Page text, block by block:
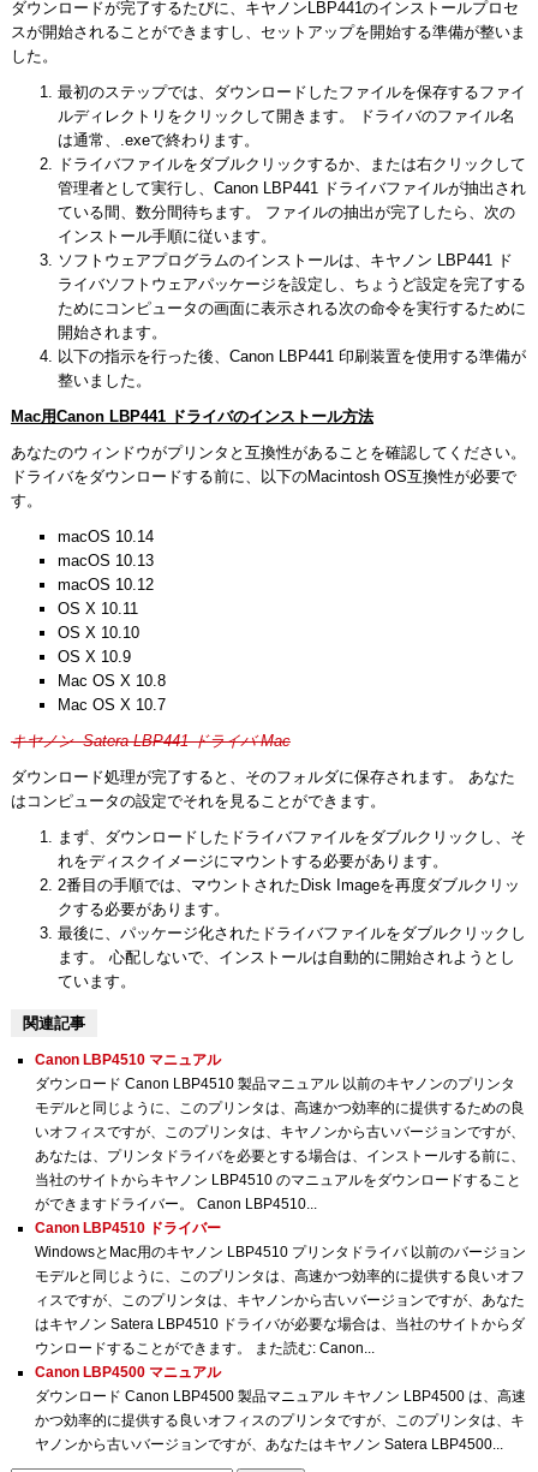
ダウンロードが完了するたびに、キヤノンLBP441のインストールプロセ
スが開始されることができますし、セットアップを開始する準備が整いま
した。
最初のステップでは、ダウンロードしたファイルを保存するファイ
ルディレクトリをクリックして開きます。 ドライバのファイル名
は通常、.exeで終わります。
ドライバファイルをダブルクリックするか、または右クリックして
管理者として実行し、Canon LBP441 ドライバファイルが抽出され
ている間、数分間待ちます。 ファイルの抽出が完了したら、次の
インストール手順に従います。
ソフトウェアプログラムのインストールは、キヤノン LBP441 ド
ライバソフトウェアパッケージを設定し、ちょうど設定を完了する
ためにコンピュータの画面に表示される次の命令を実行するために
開始されます。
以下の指示を行った後、Canon LBP441 印刷装置を使用する準備が
整いました。
Mac用Canon LBP441 ドライバのインストール方法
あなたのウィンドウがプリンタと互換性があることを確認してください。
ドライバをダウンロードする前に、以下のMacintosh OS互換性が必要で
す。
macOS 10.14
macOS 10.13
macOS 10.12
OS X 10.11
OS X 10.10
OS X 10.9
Mac OS X 10.8
Mac OS X 10.7
キヤノン Satera LBP441 ドライバ Mac
ダウンロード処理が完了すると、そのフォルダに保存されます。 あなた
はコンピュータの設定でそれを見ることができます。
まず、ダウンロードしたドライバファイルをダブルクリックし、そ
れをディスクイメージにマウントする必要があります。
2番目の手順では、マウントされたDisk Imageを再度ダブルクリッ
クする必要があります。
最後に、パッケージ化されたドライバファイルをダブルクリックし
ます。 心配しないで、インストールは自動的に開始されようとし
ています。
関連記事
Canon LBP4510 マニュアル
ダウンロード Canon LBP4510 製品マニュアル 以前のキヤノンのプリンタ
モデルと同じように、このプリンタは、高速かつ効率的に提供するための良
いオフィスですが、このプリンタは、キヤノンから古いバージョンですが、
あなたは、プリンタドライバを必要とする場合は、インストールする前に、
当社のサイトからキヤノン LBP4510 のマニュアルをダウンロードすること
ができますドライバー。 Canon LBP4510...
Canon LBP4510 ドライバー
WindowsとMac用のキヤノン LBP4510 プリンタドライバ 以前のバージョン
モデルと同じように、このプリンタは、高速かつ効率的に提供する良いオフ
ィスですが、このプリンタは、キヤノンから古いバージョンですが、あなた
はキヤノン Satera LBP4510 ドライバが必要な場合は、当社のサイトからダ
ウンロードすることができます。 また読む: Canon...
Canon LBP4500 マニュアル
ダウンロード Canon LBP4500 製品マニュアル キヤノン LBP4500 は、高速
かつ効率的に提供する良いオフィスのプリンタですが、このプリンタは、キ
ヤノンから古いバージョンですが、あなたはキヤノン Satera LBP4500...